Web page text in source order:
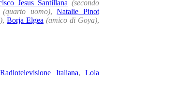
Jesus Santillana (secondo
(quarto uomo),Natalie Pinot
, Borja Elgea (amico di Goya),
Italiana, Lola